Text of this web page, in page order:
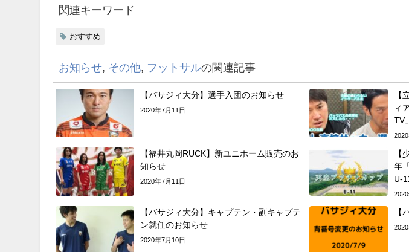
関連キーワード
おすすめ
お知らせ, その他, フットサルの関連記事
【バサジィ大分】選手入団のお知らせ
2020年7月11日
【
ィ
TV
【福井丸岡RUCK】新ユニホーム販売のお
知らせ
2020年7月11日
【
年
U-
【バサジィ大分】キャプテン・副キャプテ
ン就任のお知らせ
2020年7月10日
【